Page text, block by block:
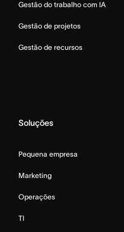
Gestão do trabalho com IA
Gestão de projetos
Gestão de recursos
Soluções
Pequena empresa
Marketing
Operações
TI